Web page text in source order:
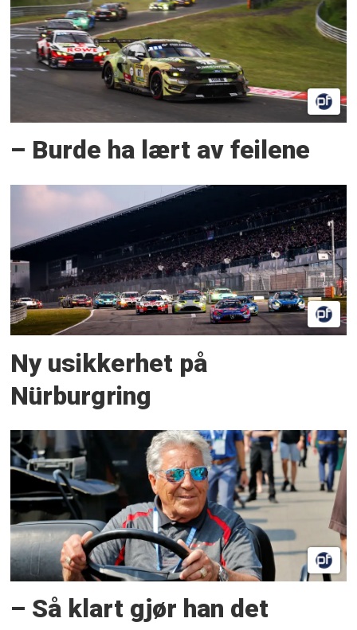
– Burde ha lært av feilene
Ny usikkerhet på
Nürburgring
– Så klart gjør han det